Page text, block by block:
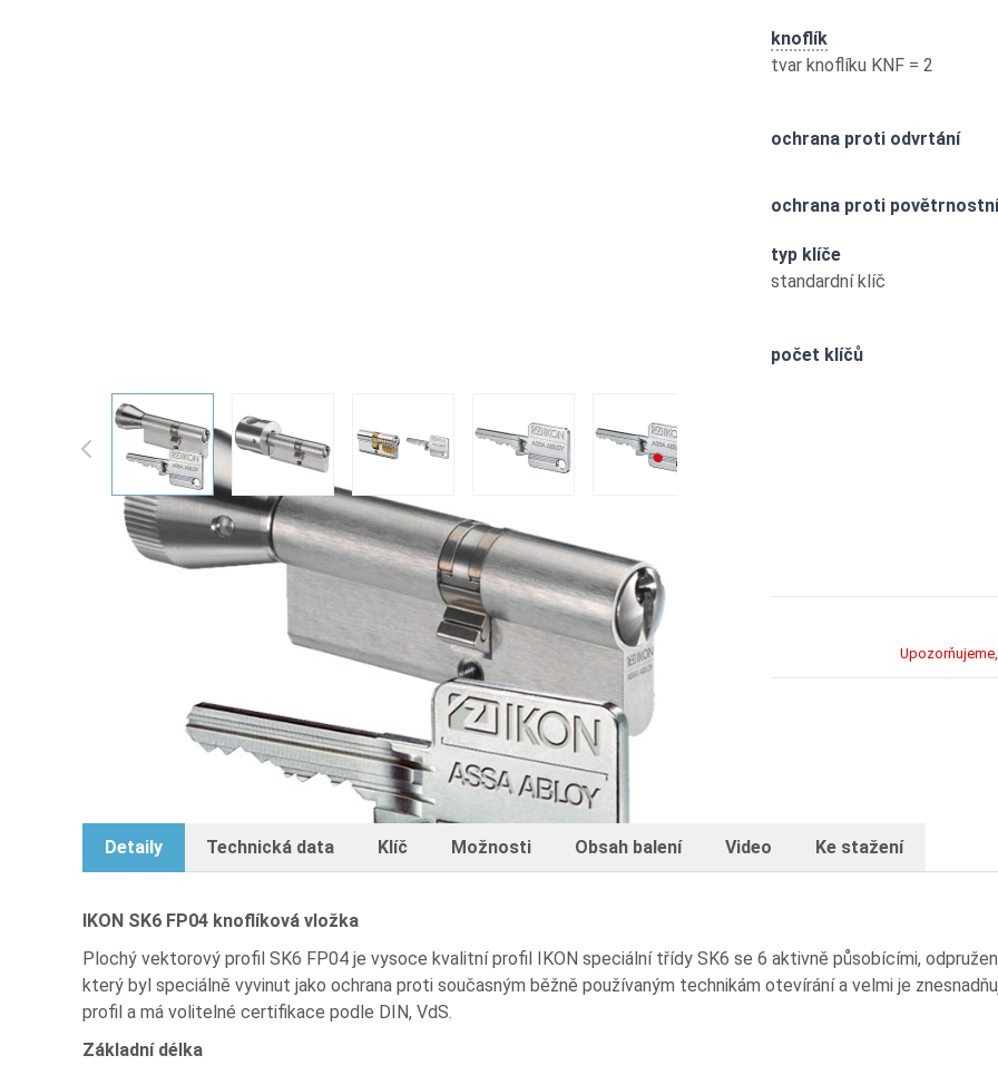
knoflík
tvar knoflíku KNF = 2
ochrana proti odvrtání
ochrana proti
typ klíče
standardní klíč
počet klíčů
Detaily Technická data Klíč Možnosti Obsah balení Video Ke stažení
IKON SK6 FP04 knoflíková vložka
Plochý vektorový profil SK6 FP04 je vysoce kvalitní profil IKON speciální třídy SK6 se 6 aktivně působícími,
který byl speciálně vyvinut jako ochrana proti současným běžně používaným technikám otevírání a velmi je
profil a má volitelné certifikace podle DIN, VdS.
Základní délka